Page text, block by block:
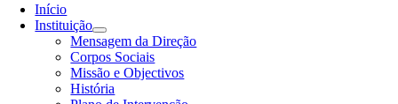
Início
Instituição
Mensagem da Direção
Corpos Sociais
Missão e Objectivos
História